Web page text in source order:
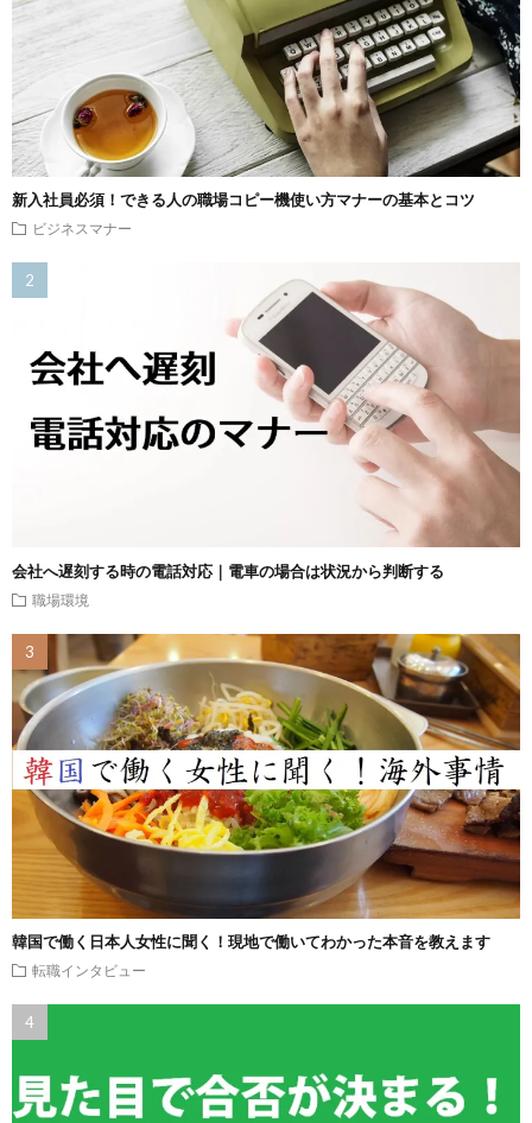
新入社員必須！できる人の職場コピー機使い方マナーの基本とコツ
ビジネスマナー
会社へ遅刻する時の電話対応｜電車の場合は状況から判断する
職場環境
韓国で働く日本人女性に聞く！現地で働いてわかった本音を教えます
転職インタビュー